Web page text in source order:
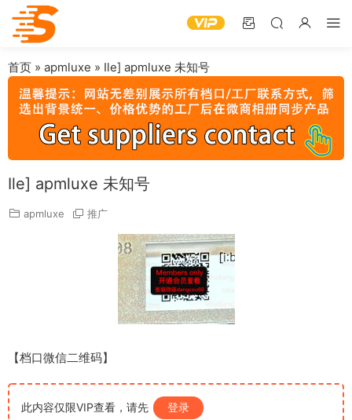
首页 » apmluxe » Ile] apmluxe 未知号
Ile] apmluxe 未知号
apmluxe 推广
【档口微信二维码】
此内容仅限VIP查看，请先 登录